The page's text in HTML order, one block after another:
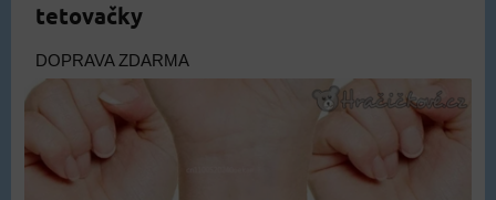
tetovačky
DOPRAVA ZDARMA